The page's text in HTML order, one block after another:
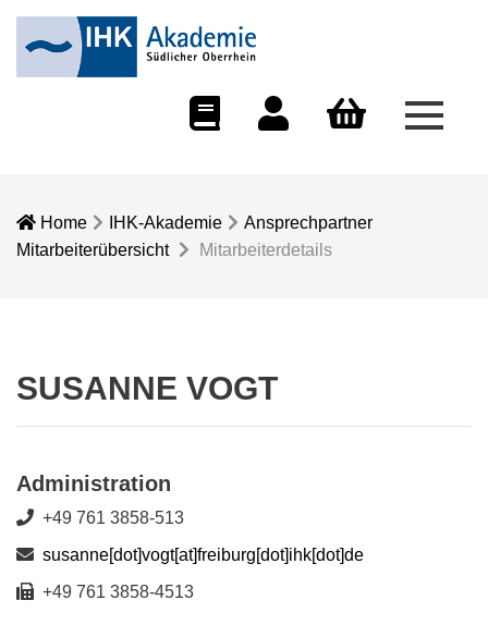
Menü
Home IHK-Akademie
Ansprechpartner
Mitarbeiterübersicht
Mitarbeiterdetails
SUSANNE VOGT
Administration
+49 761 3858-513
susanne[dot]vogt[at]freiburg[dot]ihk[dot]de
+49 761 3858-4513